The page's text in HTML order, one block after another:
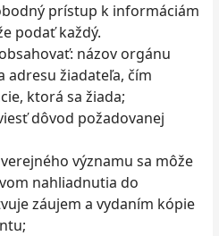
prístup k informáciám
podať každý.
názov orgánu
adresu žiadateľa, čím
ktorá sa žiada;
dôvod požadovanej
významu sa môže
nahliadnutia do
záujem a vydaním kópie